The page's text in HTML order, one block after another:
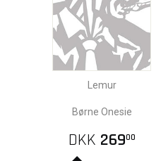
Lemur
Børne Onesie
DKK 26900